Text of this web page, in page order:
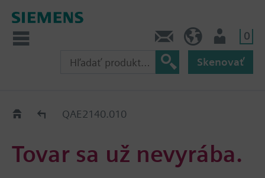
0
Skenovať
Old2NewQAE2140.010
Tovar sa už nevyrába.